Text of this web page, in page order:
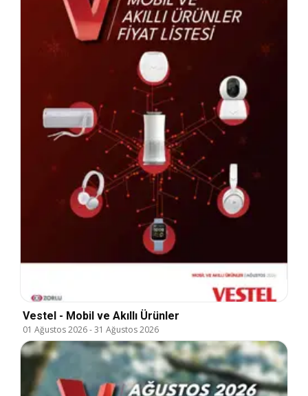
Vestel - Mobil ve Akıllı Ürünler
01 Ağustos 2026-31 Ağustos 2026